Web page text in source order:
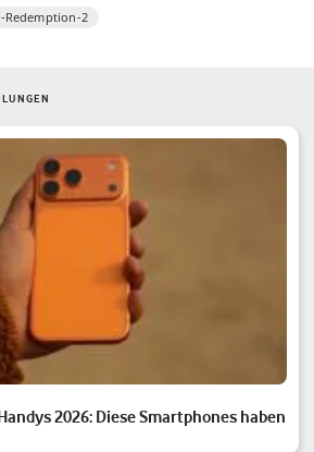
Redemption-2
2026: Diese Smartphones haben